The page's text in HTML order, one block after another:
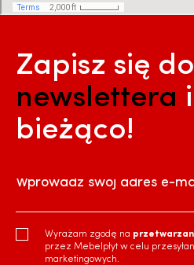
Zapisz się
newslettera
bieżąco!
Wprowadź swój adres e-
Wyrażam zgodę na
przez Mebelpłyt w celu
marketingowych.